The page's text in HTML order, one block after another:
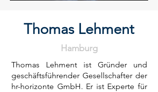
Thomas Lehment
Hamburg
Thomas Lehment ist Gründer und
geschäftsführender Gesellschafter der
hr-horizonte GmbH. Er ist Experte für